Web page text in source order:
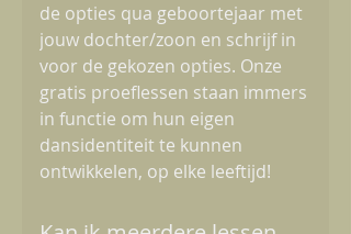
de opties qua geboortejaar met
jouw dochter/zoon en schrijf in
voor de gekozen opties. Onze
gratis proeflessen staan immers
in functie om hun eigen
dansidentiteit te kunnen
ontwikkelen, op elke leeftijd!